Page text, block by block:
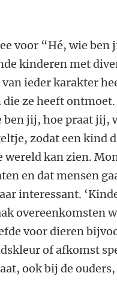
voor “Hé, wie
kinderen met
ieder karakter
ze heeft
ben jij, hoe praat jij,
zodat een kind
wereld kan zien.
en dat mensen
interessant.
overeenkomsten
voor dieren
of afkomst
ook bij de ouders,